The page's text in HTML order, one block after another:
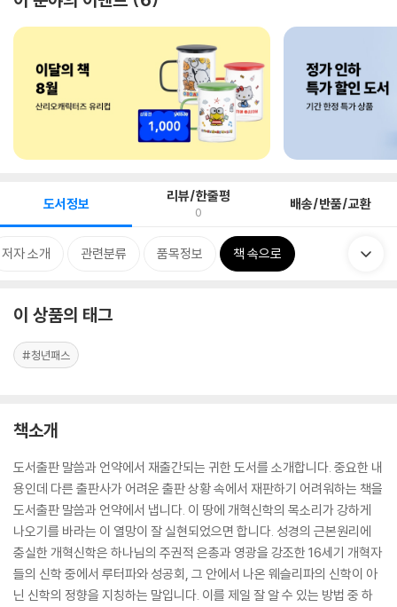
도서정보 리뷰/한줄평
0 배송/반품/교환
저자 소개 관련분류 품목정보 책 속으로
이 상품의 태그
#청년패스
책소개
도서출판 말씀과 언약에서 재출간되는 귀한 도서를 소개합니다. 중요한 내
용인데 다른 출판사가 어려운 출판 상황 속에서 재판하기 어려워하는 책을
도서출판 말씀과 언약에서 냅니다. 이 땅에 개혁신학의 목소리가 강하게
나오기를 바라는 이 열망이 잘 실현되었으면 합니다. 성경의 근본원리에
충실한 개혁신학은 하나님의 주권적 은총과 영광을 강조한 16세기 개혁자
들의 신학 중에서 루터파와 성공회, 그 안에서 나온 웨슬리파의 신학이 아
닌 신학의 정향을 지칭하는 말입니다. 이를 제일 잘 알 수 있는 방법 중 하